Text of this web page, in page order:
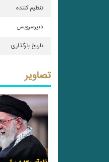
تنظیم کننده
دبیرسرویس
تاریخ بارگذاری
تصاویر